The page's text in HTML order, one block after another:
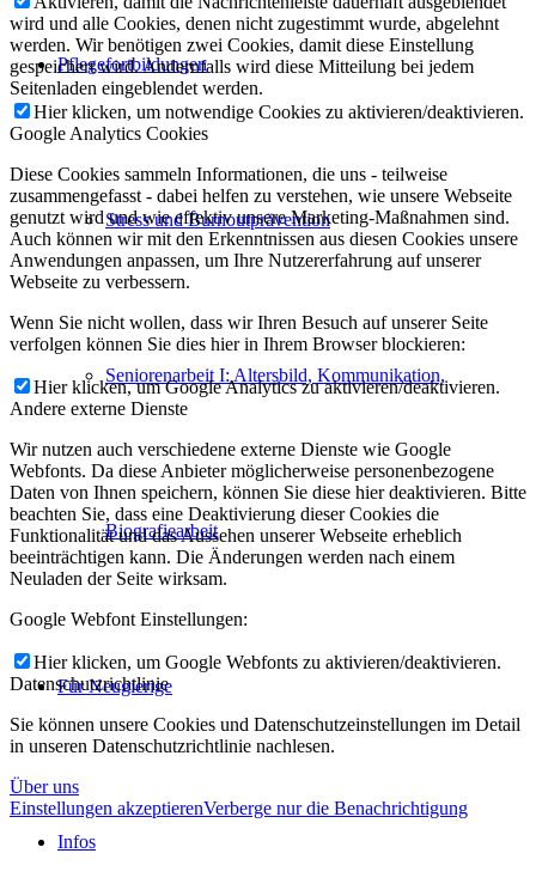
Pflegefortbildungen
Stress und Burnoutprävention
Seniorenarbeit I: Altersbild, Kommunikation,
Biografiearbeit
Für Neugierige
Infos
wird und alle Cookies, denen nicht zugestimmt wurde, abgelehnt
werden. Wir benötigen zwei Cookies, damit diese Einstellung
gespeichert wird. Andernfalls wird diese Mitteilung bei jedem
Seitenladen eingeblendet werden.
Hier klicken, um notwendige Cookies zu aktivieren/deaktivieren.
Google Analytics Cookies
Diese Cookies sammeln Informationen, die uns - teilweise
zusammengefasst - dabei helfen zu verstehen, wie unsere Webseite
genutzt wird und wie effektiv unsere Marketing-Maßnahmen sind.
Auch können wir mit den Erkenntnissen aus diesen Cookies unsere
Anwendungen anpassen, um Ihre Nutzererfahrung auf unserer
Webseite zu verbessern.
Wenn Sie nicht wollen, dass wir Ihren Besuch auf unserer Seite
verfolgen können Sie dies hier in Ihrem Browser blockieren:
Hier klicken, um Google Analytics zu aktivieren/deaktivieren.
Andere externe Dienste
Wir nutzen auch verschiedene externe Dienste wie Google
Webfonts. Da diese Anbieter möglicherweise personenbezogene
Daten von Ihnen speichern, können Sie diese hier deaktivieren. Bitte
beachten Sie, dass eine Deaktivierung dieser Cookies die
Funktionalität und das Aussehen unserer Webseite erheblich
beeinträchtigen kann. Die Änderungen werden nach einem
Neuladen der Seite wirksam.
Google Webfont Einstellungen:
Hier klicken, um Google Webfonts zu aktivieren/deaktivieren.
Datenschutzrichtlinie
Sie können unsere Cookies und Datenschutzeinstellungen im Detail
in unseren Datenschutzrichtlinie nachlesen.
Über uns
Einstellungen akzeptierenVerberge nur die Benachrichtigung